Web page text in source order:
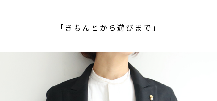
「きちんとから遊びまで」